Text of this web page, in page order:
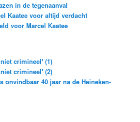
in de tegenaanval
Kaatee voor altijd verdacht
voor Marcel Kaatee
crimineel' (1)
crimineel' (2)
onvindbaar 40 jaar na de Heineken-